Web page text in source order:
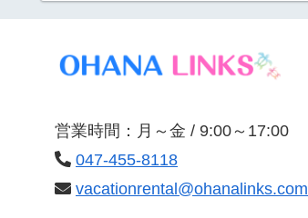
営業時間：月～金 / 9:00～17:00
047-455-8118
vacationrental@ohanalinks.com